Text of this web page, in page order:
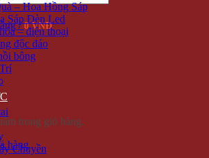
/0 VNĐ
trong giỏ hàng.
hàng
– Hoa Hồng Sáp
Sáp Đèn Led
– điện thoại
độc đáo
bông
Chuyền